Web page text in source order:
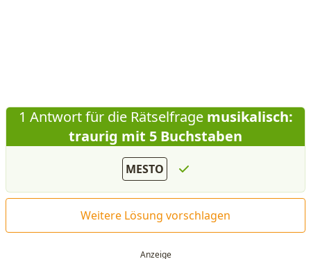
1 Antwort für die Rätselfragemusikalisch:
traurig mit 5 Buchstaben
MESTO
Weitere Lösung vorschlagen